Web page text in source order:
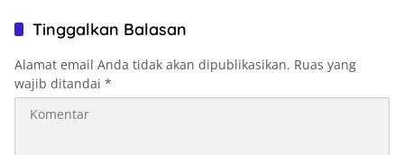
Tinggalkan Balasan
Alamat email Anda tidak akan dipublikasikan. Ruas yang
wajib ditandai *